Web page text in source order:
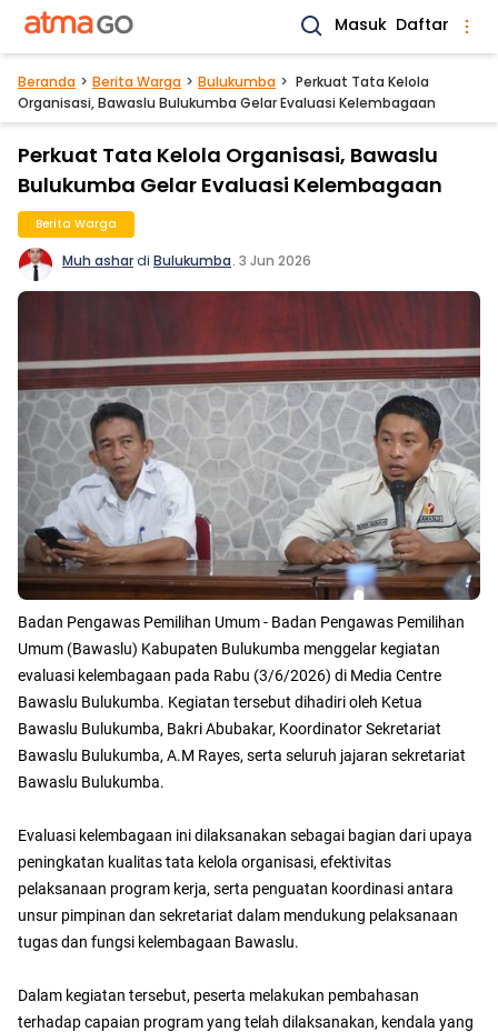
Masuk Daftar
Beranda Berita Warga Bulukumba
Perkuat Tata Kelola
Organisasi, Bawaslu Bulukumba Gelar Evaluasi Kelembagaan
Perkuat Tata Kelola Organisasi, Bawaslu
Bulukumba Gelar Evaluasi Kelembagaan
Berita Warga
Muh ashardi Bulukumba. 3 Jun 2026
Badan Pengawas Pemilihan Umum - Badan Pengawas Pemilihan
Umum (Bawaslu) Kabupaten Bulukumba menggelar kegiatan
evaluasi kelembagaan pada Rabu (3/6/2026) di Media Centre
Bawaslu Bulukumba. Kegiatan tersebut dihadiri oleh Ketua
Bawaslu Bulukumba, Bakri Abubakar, Koordinator Sekretariat
Bawaslu Bulukumba, A.M Rayes, serta seluruh jajaran sekretariat
Bawaslu Bulukumba.
Evaluasi kelembagaan ini dilaksanakan sebagai bagian dari upaya
peningkatan kualitas tata kelola organisasi, efektivitas
pelaksanaan program kerja, serta penguatan koordinasi antara
unsur pimpinan dan sekretariat dalam mendukung pelaksanaan
tugas dan fungsi kelembagaan Bawaslu.
Dalam kegiatan tersebut, peserta melakukan pembahasan
terhadap capaian program yang telah dilaksanakan, kendala yang